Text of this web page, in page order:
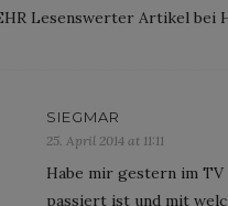
Lesenswerter Artikel bei
SIEGMAR
25. April 2014 at 11:11
Habe mir gestern im
passiert ist und mit